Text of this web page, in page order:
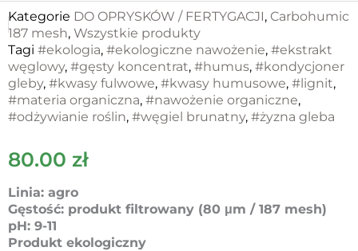
Kategorie DO OPRYSKÓW / FERTYGACJI, Carbohumic
187 mesh, Wszystkie produkty
Tagi #ekologia, #ekologiczne nawożenie, #ekstrakt
węglowy, #gęsty koncentrat, #humus, #kondycjoner
gleby, #kwasy fulwowe, #kwasy humusowe, #lignit,
#materia organiczna, #nawożenie organiczne,
#odżywianie roślin, #węgiel brunatny, #żyzna gleba
80.00 zł
Linia: agro
Gęstość: produkt filtrowany (80 μm / 187 mesh)
pH: 9-11
Produkt ekologiczny